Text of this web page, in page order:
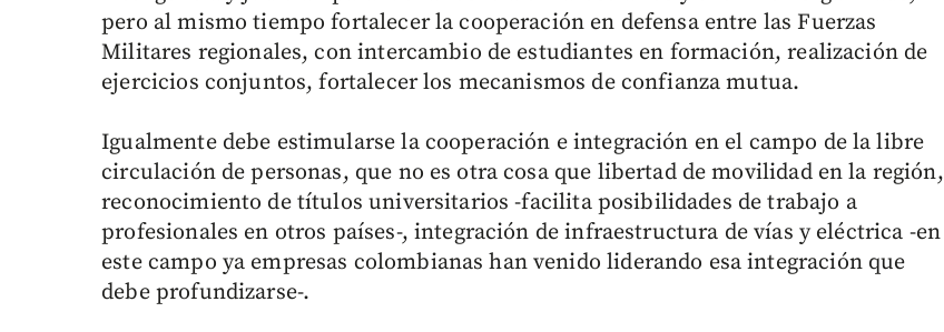
pero al mismo tiempo fortalecer la cooperación en defensa entre las Fuerzas
Militares regionales, con intercambio de estudiantes en formación, realización de
ejercicios conjuntos, fortalecer los mecanismos de confianza mutua.
Igualmente debe estimularse la cooperación e integración en el campo de la libre
circulación de personas, que no es otra cosa que libertad de movilidad en la región,
reconocimiento de títulos universitarios -facilita posibilidades de trabajo a
profesionales en otros países-, integración de infraestructura de vías y eléctrica -en
este campo ya empresas colombianas han venido liderando esa integración que
debe profundizarse-.